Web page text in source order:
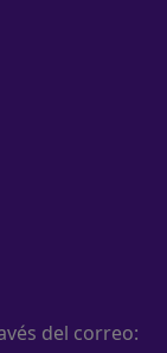
del correo: